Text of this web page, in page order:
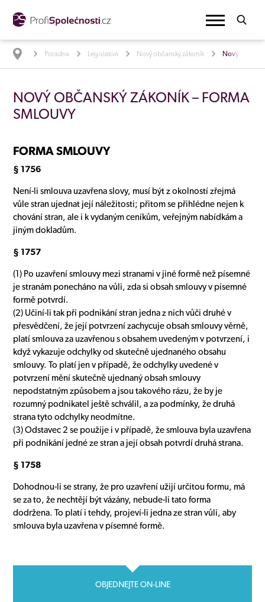
Poradna Legislativa Nový občanský zákoník Nový
NOVÝ OBČANSKÝ ZÁKONÍK – FORMA
SMLOUVY
FORMA SMLOUVY
§ 1756
Není-li smlouva uzavřena slovy, musí být z okolností zřejmá
vůle stran ujednat její náležitosti; přitom se přihlédne nejen k
chování stran, ale i k vydaným ceníkům, veřejným nabídkám a
jiným dokladům.
§ 1757
(1) Po uzavření smlouvy mezi stranami v jiné formě než písemné
je stranám ponecháno na vůli, zda si obsah smlouvy v písemné
formě potvrdí.
(2) Učiní-li tak při podnikání stran jedna z nich vůči druhé v
přesvědčení, že její potvrzení zachycuje obsah smlouvy věrně,
platí smlouva za uzavřenou s obsahem uvedeným v potvrzení, i
když vykazuje odchylky od skutečně ujednaného obsahu
smlouvy. To platí jen v případě, že odchylky uvedené v
potvrzení mění skutečně ujednaný obsah smlouvy
nepodstatným způsobem a jsou takového rázu, že by je
rozumný podnikatel ještě schválil, a za podmínky, že druhá
strana tyto odchylky neodmítne.
(3) Odstavec 2 se použije i v případě, že smlouva byla uzavřena
při podnikání jedné ze stran a její obsah potvrdí druhá strana.
§ 1758
Dohodnou-li se strany, že pro uzavření užijí určitou formu, má
se za to, že nechtějí být vázány, nebude-li tato forma
dodržena. To platí i tehdy, projeví-li jedna ze stran vůli, aby
smlouva byla uzavřena v písemné formě.
OBJEDNEJTE ON-LINE